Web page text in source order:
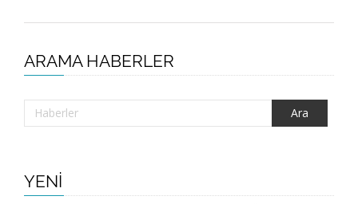
ARAMA HABERLER
YENİ